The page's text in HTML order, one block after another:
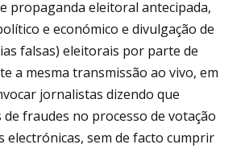
propaganda eleitoral antecipada,
e económico e divulgação de
falsas) eleitorais por parte de
a mesma transmissão ao vivo, em
jornalistas dizendo que
fraudes no processo de votação
electrónicas, sem de facto cumprir